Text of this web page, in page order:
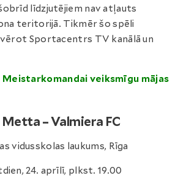
līdzjutējiem nav atļauts
teritorijā. Tikmēr šo spēli
Sportacentrs TV kanālā un
Meistarkomandai veiksmīgu mājas
Metta – Valmiera FC
vidusskolas laukums, Rīga
24. aprīlī, plkst. 19.00